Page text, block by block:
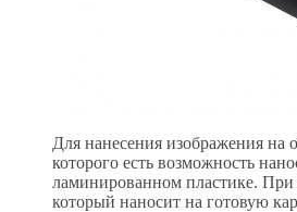
Для нанесения изображения на
которого есть возможность
ламинированном пластике. При
который наносит на готовую